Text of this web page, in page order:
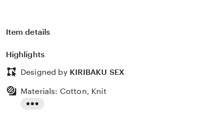
Item details
Highlights
Designed by KIRIBAKU SEX
Materials: Cotton, Knit